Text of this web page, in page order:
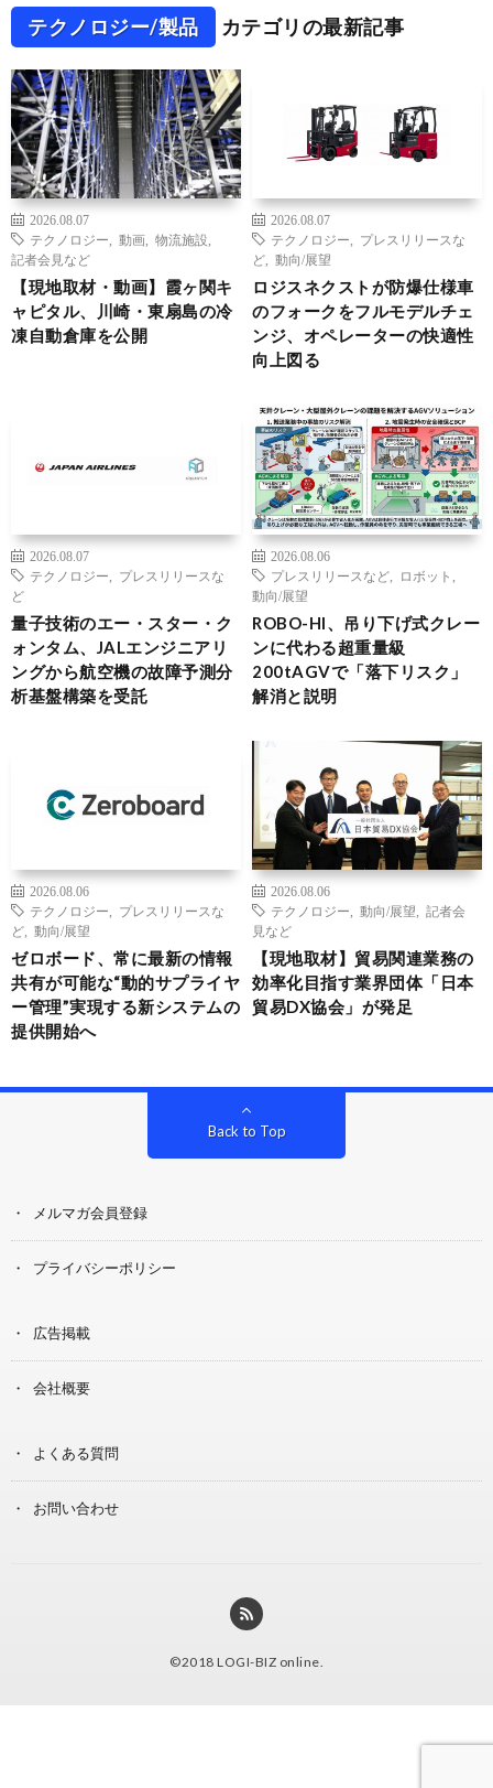
テクノロジー/製品 カテゴリの最新記事
2026.08.07
テクノロジー
動画 物流施設
記者会見など
【現地取材・動画】霞ヶ関キ
ャピタル、川崎・東扇島の冷
凍自動倉庫を公開
2026.08.07
テクノロジー
プレスリリースな
ど
動向/展望
ロジスネクストが防爆仕様車
のフォークをフルモデルチェ
ンジ、オペレーターの快適性
向上図る
2026.08.07
テクノロジー
プレスリリースな
ど
量子技術のエー・スター・ク
ォンタム、JALエンジニアリ
ングから航空機の故障予測分
析基盤構築を受託
2026.08.06
プレスリリースなど
ロボット
動向/展望
ROBO-HI、吊り下げ式クレー
ンに代わる超重量級
200tAGVで「落下リスク」
解消と説明
2026.08.06
テクノロジー
プレスリリースな
ど
動向/展望
ゼロボード、常に最新の情報
共有が可能な“動的サプライヤ
ー管理”実現する新システムの
提供開始へ
2026.08.06
テクノロジー
動向/展望
記者会
見など
【現地取材】貿易関連業務の
効率化目指す業界団体「日本
貿易DX協会」が発足
Back to Top
メルマガ会員登録
プライバシーポリシー
広告掲載
会社概要
よくある質問
お問い合わせ
©2018 LOGI-BIZ online.